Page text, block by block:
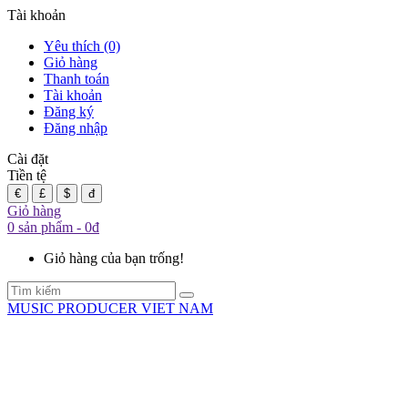
Tài khoản
Yêu thích (0)
Giỏ hàng
Thanh toán
Tài khoản
Đăng ký
Đăng nhập
Cài đặt
Tiền tệ
€ £ $ đ
Giỏ hàng
0 sản phẩm - 0đ
Giỏ hàng của bạn trống!
MUSIC PRODUCER VIET NAM